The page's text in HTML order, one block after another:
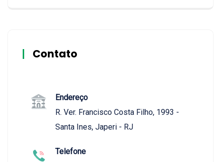
Contato
Endereço
R. Ver. Francisco Costa Filho, 1993 -
Santa Ines, Japeri - RJ
Telefone